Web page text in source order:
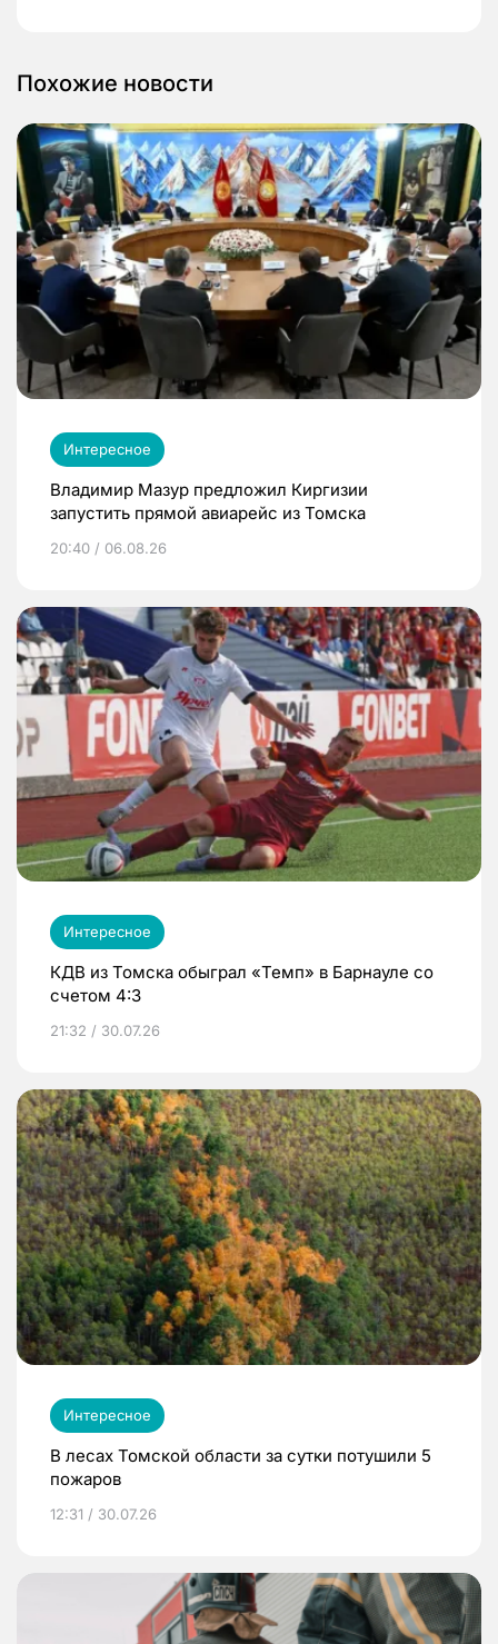
Похожие новости
Интересное
Владимир Мазур предложил Киргизии
запустить прямой авиарейс из Томска
20:40 / 06.08.26
Интересное
КДВ из Томска обыграл «Темп» в Барнауле со
счетом 4:3
21:32 / 30.07.26
Интересное
В лесах Томской области за сутки потушили 5
пожаров
12:31 / 30.07.26